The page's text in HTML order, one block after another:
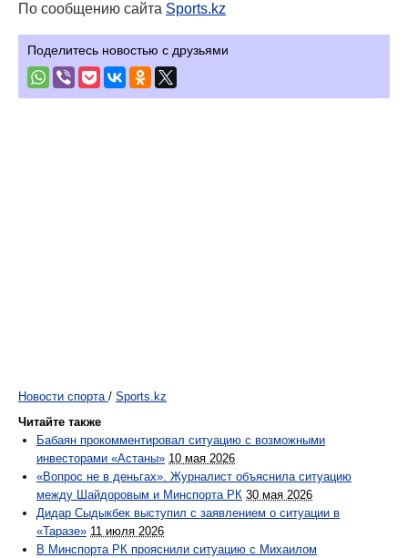
По сообщению сайта Sports.kz
Поделитесь новостью с друзьями
Новости спорта / Sports.kz
Читайте также
Бабаян прокомментировал ситуацию с возможными
инвесторами «Астаны» 10 мая 2026
«Вопрос не в деньгах». Журналист объяснила ситуацию
между Шайдоровым и Минспорта РК 30 мая 2026
Дидар Сыдыкбек выступил с заявлением о ситуации в
«Таразе» 11 июля 2026
В Минспорта РК прояснили ситуацию с Михаилом